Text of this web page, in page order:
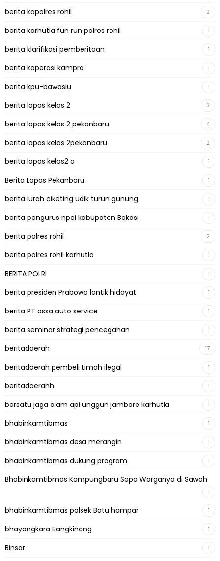
berita kapolres rohil 2
berita karhutla fun run polres rohil 1
berita klarifikasi pemberitaan 1
berita koperasi kampra 1
berita kpu-bawaslu 1
berita lapas kelas 2 3
berita lapas kelas 2 pekanbaru 4
berita lapas kelas 2pekanbaru 2
berita lapas kelas2 a 1
Berita Lapas Pekanbaru 1
berita lurah ciketing udik turun gunung 1
berita pengurus npci kabupaten Bekasi 1
berita polres rohil 2
berita polres rohil karhutla 1
BERITA POLRI 1
berita presiden Prabowo lantik hidayat 1
berita PT assa auto service 1
berita seminar strategi pencegahan 1
beritadaerah 17
beritadaerah pembeli timah ilegal 1
beritadaerahh 1
bersatu jaga alam api unggun jambore karhutla 1
bhabinkamtibmas 1
bhabinkamtibmas desa merangin 1
bhabinkamtibmas dukung program 1
Bhabinkamtibmas Kampungbaru Sapa Warganya di Sawah
1
bhabinkamtibmas polsek Batu hampar 1
bhayangkara Bangkinang 1
Binsar 1